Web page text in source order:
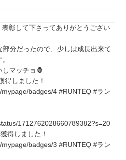
彰して下さってありがとうござい
分だったので、少しは成長出来て
マッチョ🦍
得しました！
badges/4 #RUNTEQ #ラン
1712762028660789382?s=20
得しました！
badges/3 #RUNTEQ #ラン